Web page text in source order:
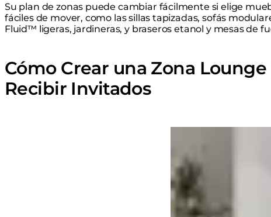
Su plan de zonas puede cambiar fácilmente si elige
fáciles de mover, como las sillas tapizadas, sofás
Fluid™ ligeras, jardineras, y braseros etanol y mesas de
Cómo Crear una Zona
Recibir Invitados